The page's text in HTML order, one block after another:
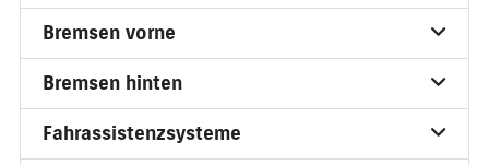
Bremsen vorne
Bremsen hinten
Fahrassistenzsysteme